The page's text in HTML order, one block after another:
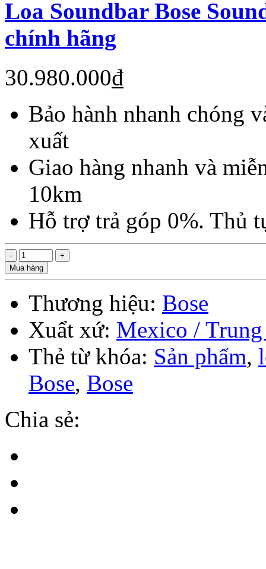
Loa Soundbar Bose
chính hãng
30.980.000₫
Bảo hành nhanh chóng
xuất
Giao hàng nhanh và
10km
Hỗ trợ trả góp 0%. Thủ
Mua hàng
Thương hiệu: Bose
Xuẩt xứ: Mexico /
Thẻ từ khóa: Sản phẩm,
Bose, Bose
Chia sẻ: